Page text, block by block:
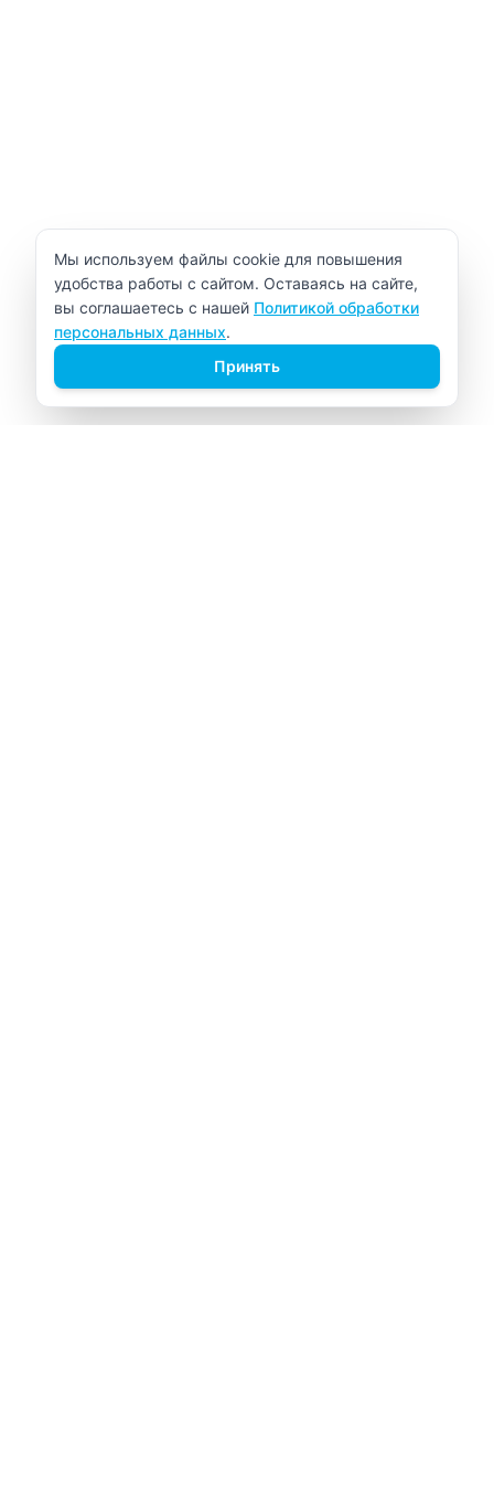
Уведомление об использовании cookie
Мы используем файлы cookie для повышения
удобства работы с сайтом. Оставаясь на сайте,
вы соглашаетесь с нашей Политикой обработки
персональных данных.
Принять